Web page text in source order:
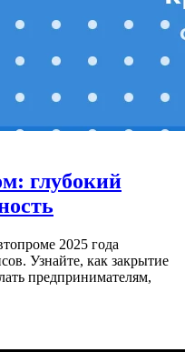
глубокий
2025 года
Узнайте, как закрытие
предпринимателям,